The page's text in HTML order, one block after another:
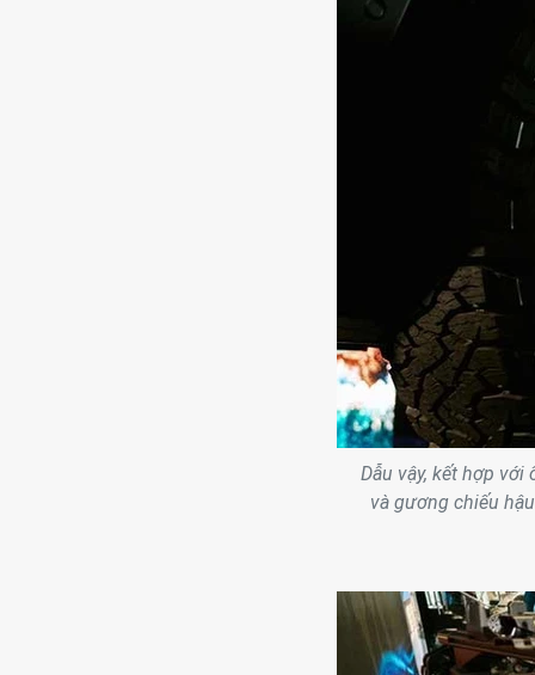
Dẫu vậy, kết hợp
và gương chiếu